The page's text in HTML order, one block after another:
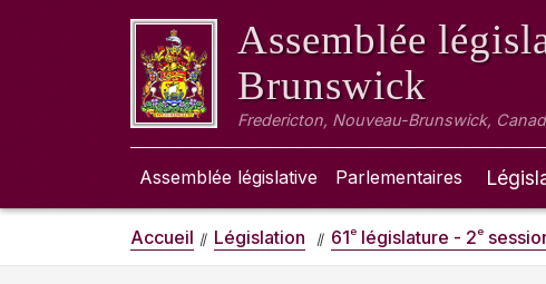
Assemblée
Brunswick
Fredericton, Nouveau-Brunswick,
Assemblée législative Parlementaires
Accueil Législation 61e législature - 2e